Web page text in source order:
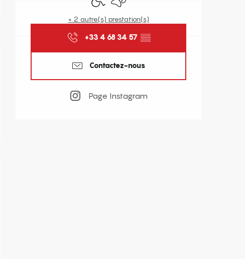
+ 2 autre(s) prestation(s)
+33 4 68 34 57 ▒▒
Contactez-nous
Page Instagram